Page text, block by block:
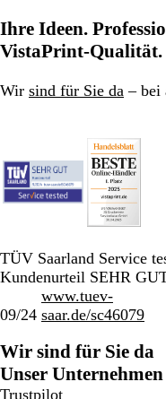
Ihre Ideen.
VistaPrint-Qualität.
Wir sind für Sie da – bei
TÜV Saarland Service
Kundenurteil SEHR
09/24
www.tuev-
saar.de/sc46079
Wir sind für Sie da
Unser Unternehmen
Trustpilot